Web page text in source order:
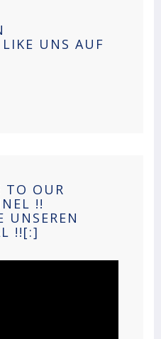
UNS AUF
TO OUR
!!
UNSEREN
!![:]